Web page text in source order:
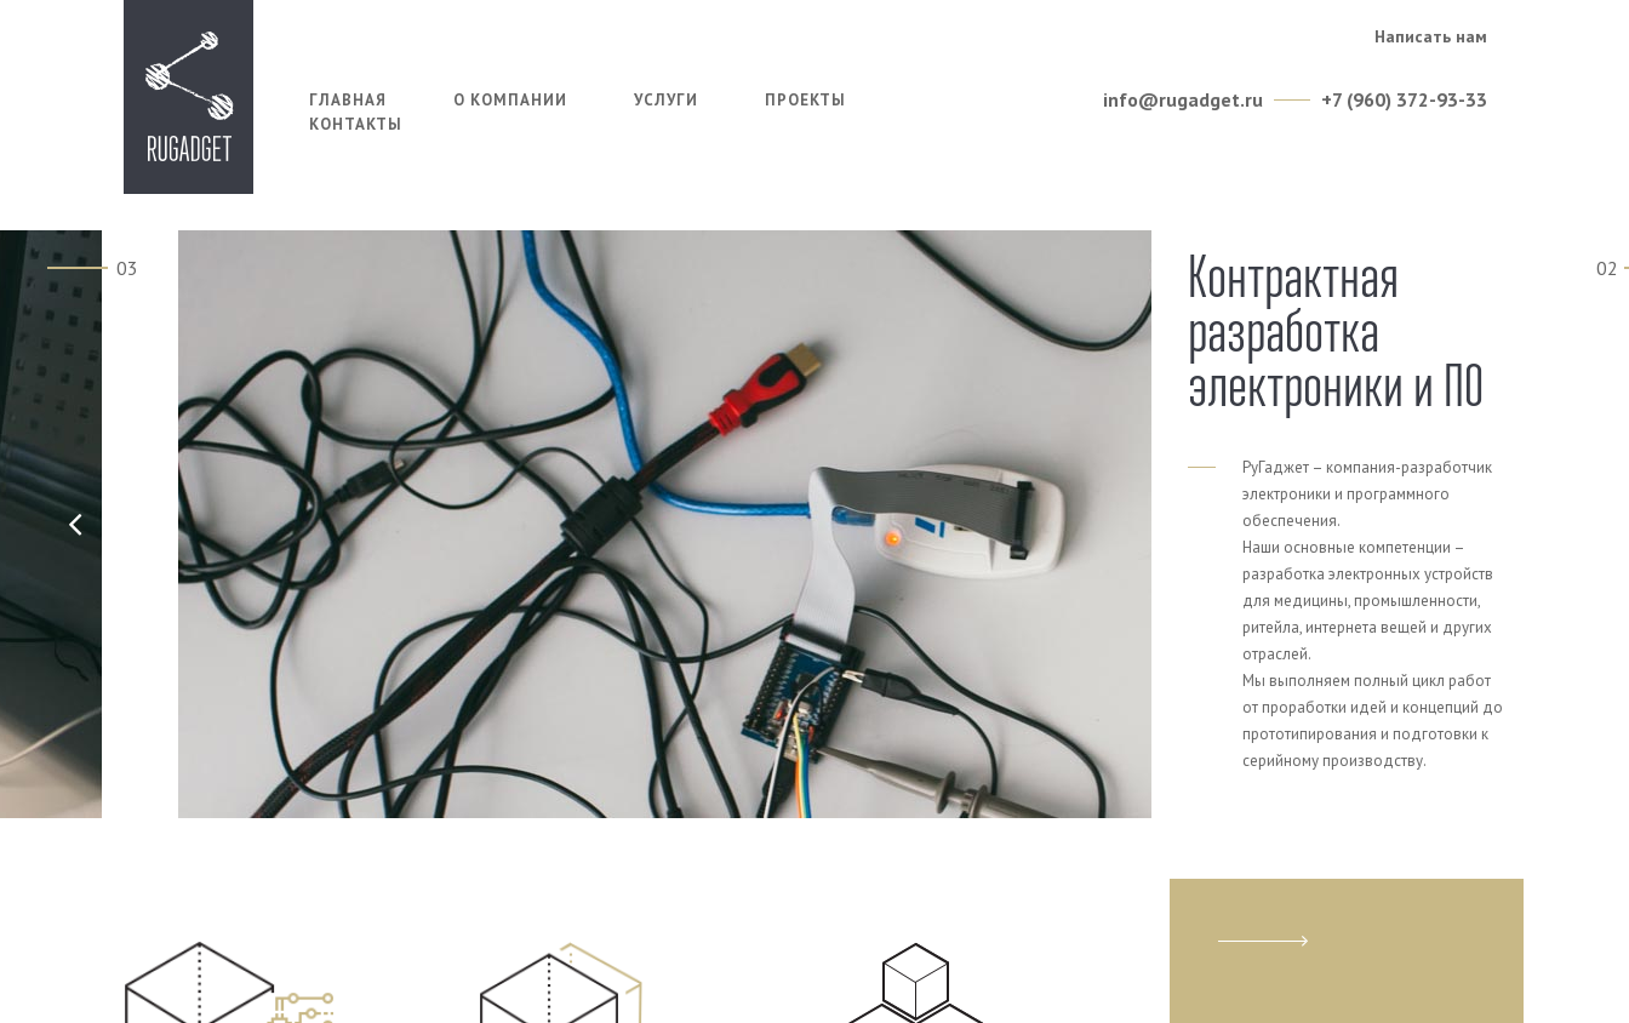
Написать нам
ГЛАВНАЯ О КОМПАНИИ УСЛУГИ
ПРОЕКТЫ
КОНТАКТЫ
info@rugadget.ru +7 (960) 372-93-33
Контрактная
разработка
электроники и ПО
РуГаджет – компания-разработчик
электроники и программного
обеспечения.
Наши основные компетенции –
разработка электронных устройств
для медицины, промышленности,
ритейла, интернета вещей и других
отраслей.
Мы выполняем полный цикл работ
от проработки идей и концепций до
прототипирования и подготовки к
серийному производству.
03 02